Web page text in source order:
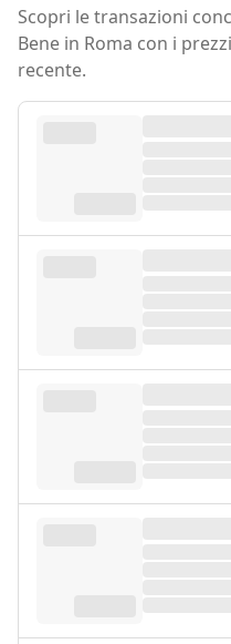
Scopri le transazioni
Bene in Roma con i
recente.